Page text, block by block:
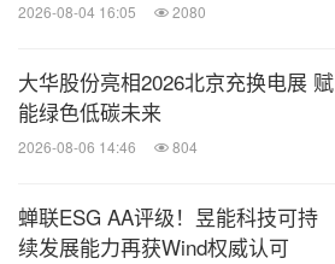
2026-08-04 16:05 2080
大华股份亮相2026北京充换电展 赋
能绿色低碳未来
2026-08-06 14:46 804
蝉联ESG AA评级！昱能科技可持
续发展能力再获Wind权威认可